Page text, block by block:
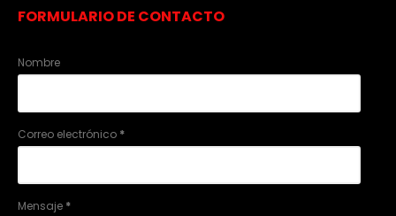
FORMULARIO DE CONTACTO
Nombre
Correo electrónico *
Mensaje *